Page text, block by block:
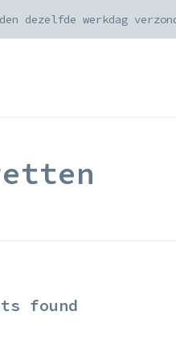
dezelfde werkdag
found